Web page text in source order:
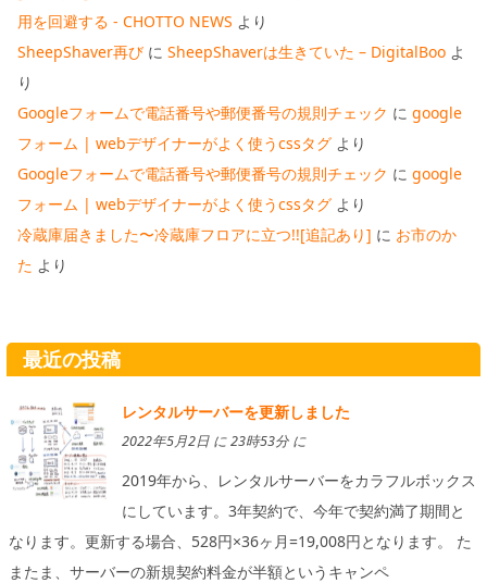
用を回避する - CHOTTO NEWS より
SheepShaver再び に SheepShaverは生きていた – DigitalBoo よ
り
Googleフォームで電話番号や郵便番号の規則チェック に google
フォーム | webデザイナーがよく使うcssタグ より
Googleフォームで電話番号や郵便番号の規則チェック に google
フォーム | webデザイナーがよく使うcssタグ より
冷蔵庫届きました〜冷蔵庫フロアに立つ!![追記あり] に お市のか
た より
最近の投稿
レンタルサーバーを更新しました
2022年5月2日 に 23時53分 に
2019年から、レンタルサーバーをカラフルボックス
にしています。3年契約で、今年で契約満了期間と
なります。更新する場合、528円×36ヶ月=19,008円となります。 た
またま、サーバーの新規契約料金が半額というキャンペ